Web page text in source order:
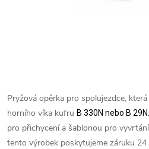
Pryžová opěrka pro spolujezdce,
horního víka kufru B 330N nebo B 29N.
pro přichycení a šablonou pro
tento výrobek poskytujeme záruku